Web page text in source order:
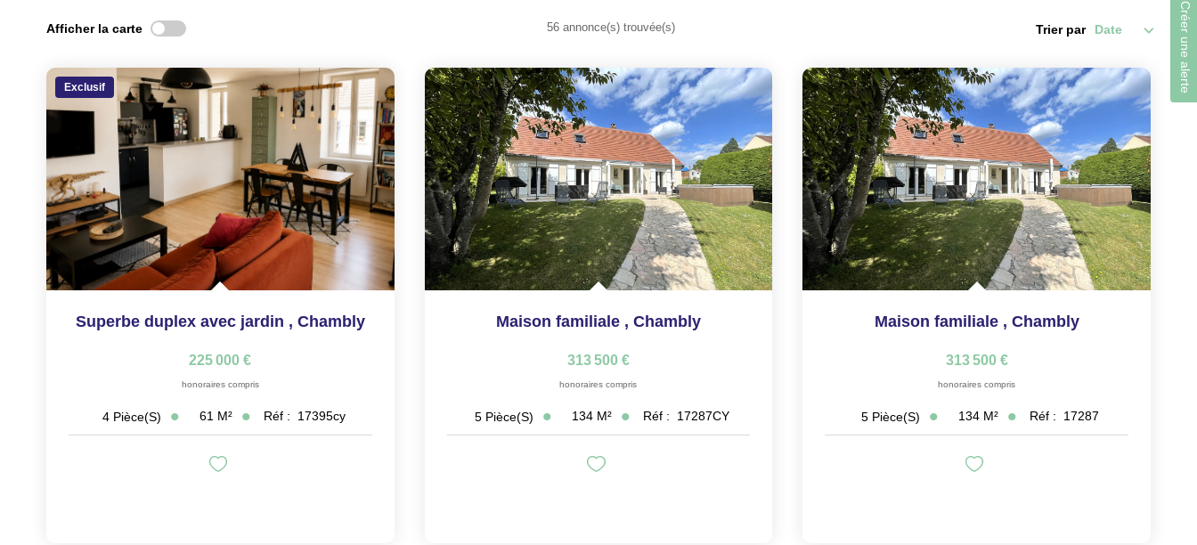
Créer une alerte
Afficher la carte 56 annonce(s) trouvée(s) Trier par
Exclusif
Superbe duplex avec jardin , Chambly
225 000 €
honoraires compris
4 Pièce(s) 61 M² Réf : 17395cy
Maison familiale , Chambly
313 500 €
honoraires compris
5 Pièce(s) 134 M² Réf : 17287CY
Maison familiale , Chambly
313 500 €
honoraires compris
5 Pièce(s) 134 M² Réf : 17287